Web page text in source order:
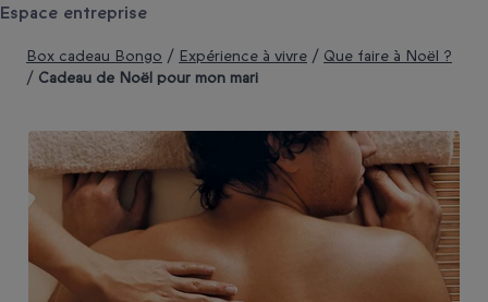
Espace entreprise
Box cadeau Bongo / Expérience à vivre / Que faire à Noël ?
/ Cadeau de Noël pour mon mari